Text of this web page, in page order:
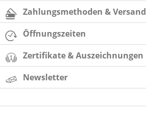
Zahlungsmethoden & Versand
Öffnungszeiten
Zertifikate & Auszeichnungen
Newsletter